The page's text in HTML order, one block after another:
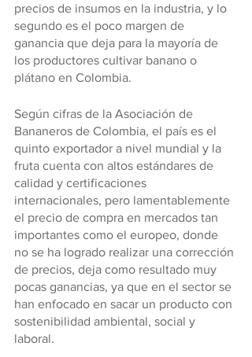
precios de insumos en la industria, y lo
segundo es el poco margen de
ganancia que deja para la mayoría de
los productores cultivar banano o
plátano en Colombia.
Según cifras de la Asociación de
Bananeros de Colombia, el país es el
quinto exportador a nivel mundial y la
fruta cuenta con altos estándares de
calidad y certificaciones
internacionales, pero lamentablemente
el precio de compra en mercados tan
importantes como el europeo, donde
no se ha logrado realizar una corrección
de precios, deja como resultado muy
pocas ganancias, ya que en el sector se
han enfocado en sacar un producto con
sostenibilidad ambiental, social y
laboral.